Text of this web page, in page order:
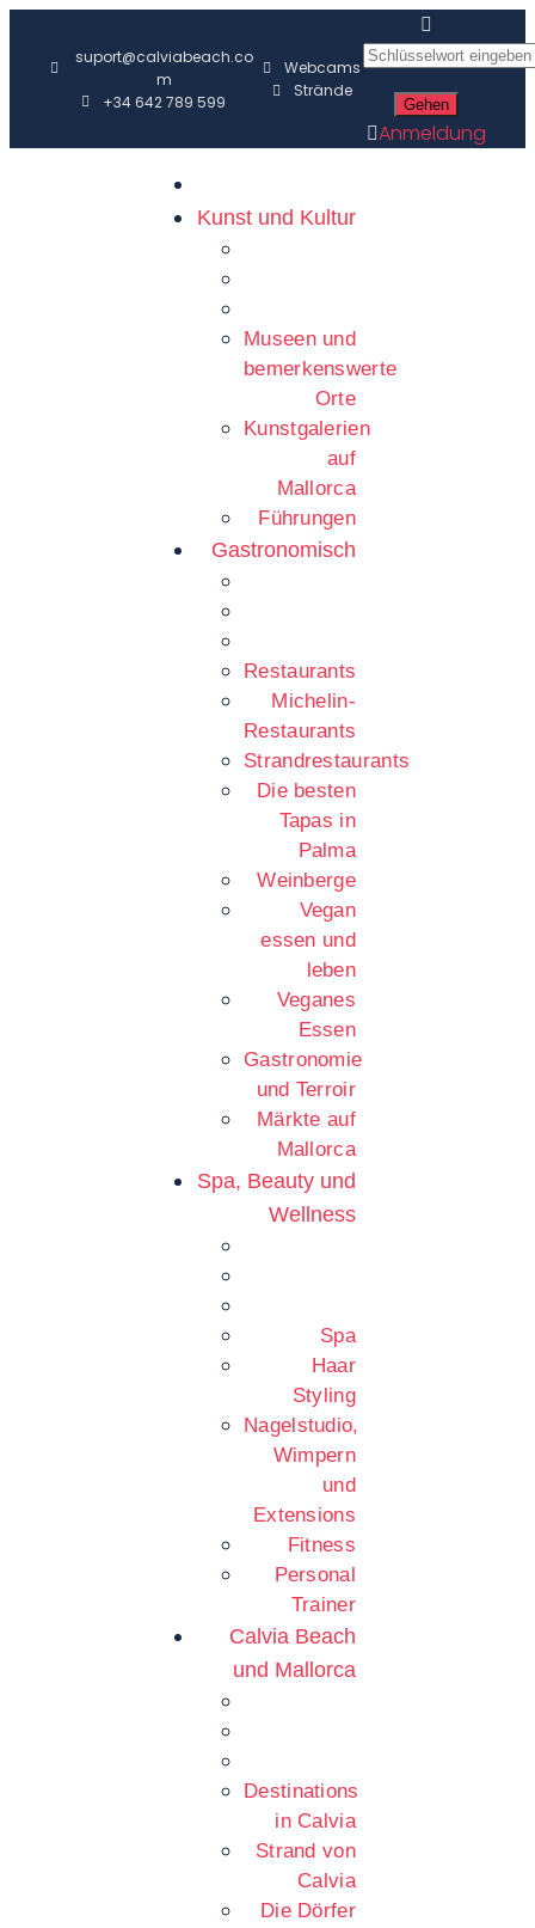
suport@calviabeach.co
m
+34 642 789 599
Webcams
Strände
Anmeldung
Kunst und Kultur
Museen und
bemerkenswerte
Orte
Kunstgalerien
auf
Mallorca
Führungen
Gastronomisch
Restaurants
Michelin-
Restaurants
Strandrestaurants
Die besten
Tapas in
Palma
Weinberge
Vegan
essen und
leben
Veganes
Essen
Gastronomie
und Terroir
Märkte auf
Mallorca
Spa, Beauty und
Wellness
Spa
Haar
Styling
Nagelstudio,
Wimpern
und
Extensions
Fitness
Personal
Trainer
Calvia Beach
und Mallorca
Destinations
in Calvia
Strand von
Calvia
Die Dörfer